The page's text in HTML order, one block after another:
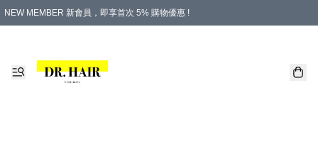
NEW MEMBER 新會員，即享首次 5% 購物優惠 !